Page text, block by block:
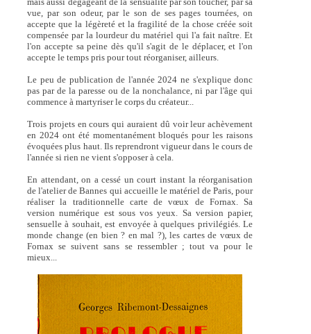
vue, par son odeur, par le son de ses pages tournées, on
accepte que la légèreté et la fragilité de la chose créée soit
compensée par la lourdeur du matériel qui l'a fait naître. Et
l'on accepte sa peine dès qu'il s'agit de le déplacer, et l'on
accepte le temps pris pour tout réorganiser, ailleurs.
Le peu de publication de l'année 2024 ne s'explique donc
pas par de la paresse ou de la nonchalance, ni par l'âge qui
commence à martyriser le corps du créateur...
Trois projets en cours qui auraient dû voir leur achèvement
en 2024 ont été momentanément bloqués pour les raisons
évoquées plus haut. Ils reprendront vigueur dans le cours de
l'année si rien ne vient s'opposer à cela.
En attendant, on a cessé un court instant la réorganisation
de l'atelier de Bannes qui accueille le matériel de Paris, pour
réaliser la traditionnelle carte de vœux de Fornax. Sa
version numérique est sous vos yeux. Sa version papier,
sensuelle à souhait, est envoyée à quelques privilégiés. Le
monde change (en bien ? en mal ?), les cartes de vœux de
Fornax se suivent sans se ressembler ; tout va pour le
mieux...